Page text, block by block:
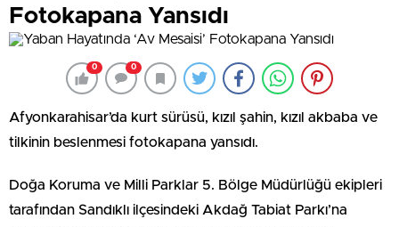
Fotokapana Yansıdı
0 0
Afyonkarahisar’da kurt sürüsü, kızıl şahin, kızıl akbaba ve
tilkinin beslenmesi fotokapana yansıdı.
Doğa Koruma ve Milli Parklar 5. Bölge Müdürlüğü ekipleri
tarafından Sandıklı ilçesindeki Akdağ Tabiat Parkı’na